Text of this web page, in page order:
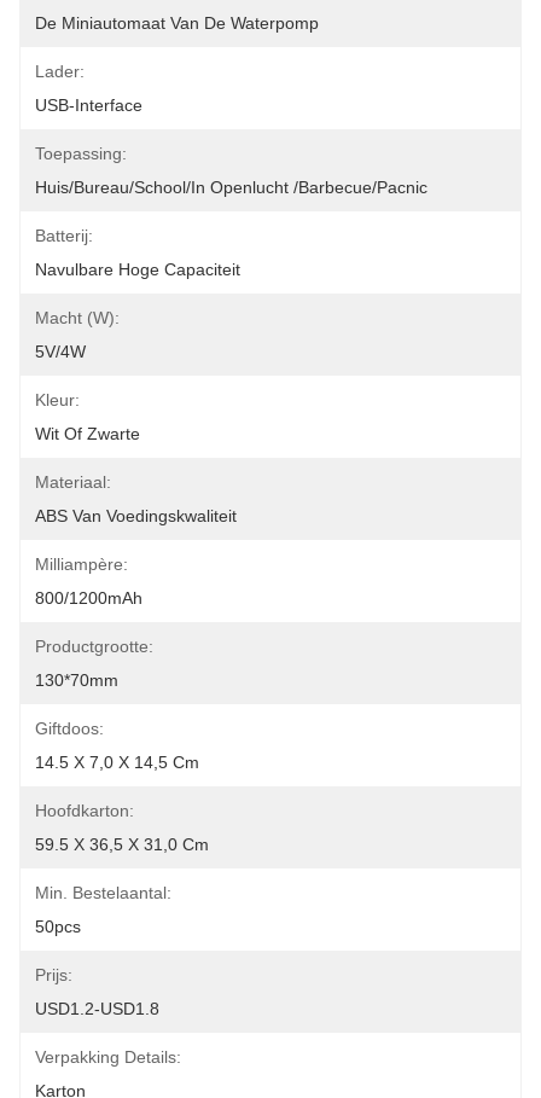
De Miniautomaat Van De Waterpomp
Lader:
USB-Interface
Toepassing:
Huis/bureau/school/in Openlucht /barbecue/pacnic
Batterij:
Navulbare Hoge Capaciteit
Macht (w):
5V/4W
Kleur:
Wit Of Zwarte
Materiaal:
ABS Van Voedingskwaliteit
Milliampère:
800/1200mAh
Productgrootte:
130*70mm
Giftdoos:
14.5 X 7,0 X 14,5 Cm
Hoofdkarton:
59.5 X 36,5 X 31,0 Cm
Min. Bestelaantal:
50pcs
Prijs:
USD1.2-USD1.8
Verpakking Details:
Karton